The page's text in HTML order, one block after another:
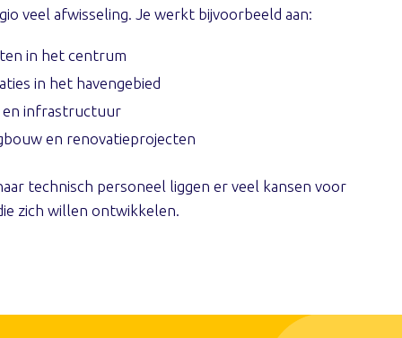
veel afwisseling. Je werkt bijvoorbeeld aan:
in het centrum
in het havengebied
en infrastructuur
en renovatieprojecten
technisch personeel liggen er veel kansen voor
zich willen ontwikkelen.